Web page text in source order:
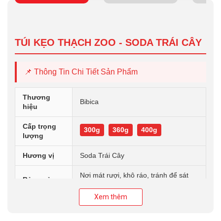
TÚI KẸO THẠCH ZOO - SODA TRÁI CÂY
📌 Thông Tin Chi Tiết Sản Phẩm
Thương
hiệu
Bibica
Cấp trọng
lượng
300g 360g 400g
Hương vị Soda Trái Cây
Bảo quản
Nơi mát rượi, khô ráo, tránh để sát
Xem thêm